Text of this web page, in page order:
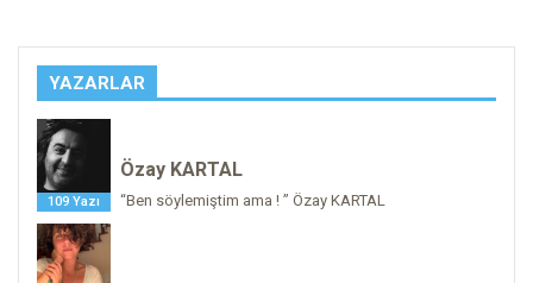
YAZARLAR
109 Yazı
Özay KARTAL
“Ben söylemiştim ama ! ” Özay KARTAL